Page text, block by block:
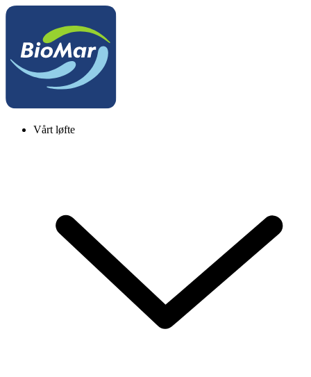
Vårt løfte